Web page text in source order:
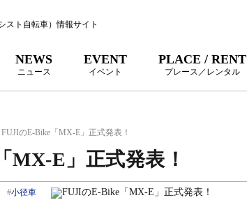
スト自転車）情報サイト
NEWS
ニュース
EVENT
イベント
PLACE / RENT
プレース／レンタル
FUJIのE-Bike「MX-E」正式発表！
MX-E」正式発表！
#小径車